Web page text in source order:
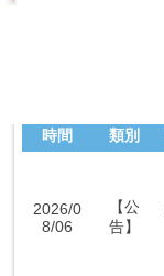
時間 類別
2026/0
8/06
【公
告】